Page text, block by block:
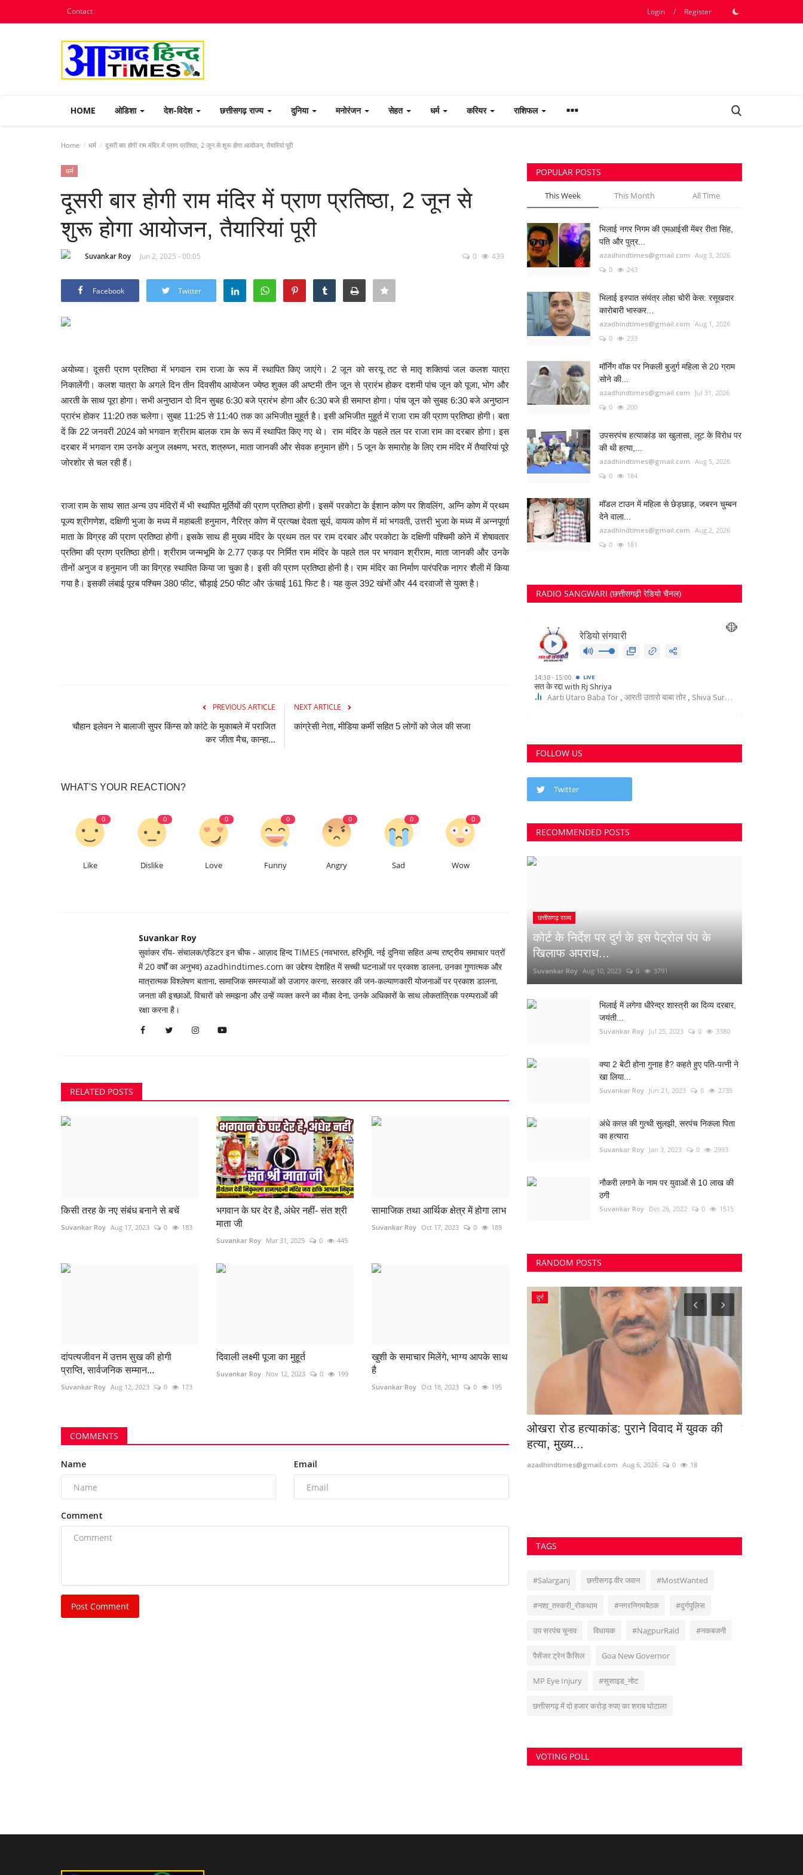
Contact Login / Register
HOME ओडिशा देश-विदेश छत्तीसगढ़ राज्य दुनिया मनोरंजन सेहत धर्म करियर राशिफल
Home धर्म दूसरी बार होगी राम मंदिर में प्राण प्रतिष्ठा, 2 जून से शुरू हाेगा आयोजन, तैयारियां पूरी
धर्म
दूसरी बार होगी राम मंदिर में प्राण प्रतिष्ठा, 2 जून से
शुरू हाेगा आयोजन, तैयारियां पूरी
Suvankar Roy Jun 2, 2025 - 00:05 0 439
Facebook Twitter
अयोध्या।दूसरी प्राण प्रतिष्ठा में भगवान राम राजा के रूप में स्थापित किए जाएंगे। 2 जून को सरयू तट से मातृ शक्तियां जल कलश यात्रा
निकालेंगी। कलश यात्रा के अगले दिन तीन दिवसीय आयोजन ज्येष्ठ शुक्ल की अष्टमी तीन जून से प्रारंभ होकर दशमी पांच जून को पूजा, भोग और
आरती के साथ पूरा होगा। सभी अनुष्ठान दो दिन सुबह 6:30 बजे प्रारंभ होगा और 6:30 बजे ही समाप्त होगा। पांच जून को सुबह 6:30 बजे अनुष्ठान
प्रारंभ होकर 11:20 तक चलेगा। सुबह 11:25 से 11:40 तक का अभिजीत मुहूर्त है। इसी अभिजीत मुहूर्त में राजा राम की प्राण प्रतिष्ठा होगी। बता
दें कि 22 जनवरी 2024 को भगवान श्रीराम बालक राम के रूप में स्थापित किए गए थे। राम मंदिर के पहले तल पर राजा राम का दरबार होगा। इस
दरबार में भगवान राम उनके अनुज लक्ष्मण, भरत, शत्रुघ्न, माता जानकी और सेवक हनुमान होंगे। 5 जून के समारोह के लिए राम मंदिर में तैयारियां पूरे
जोरशोर से चल रही हैं।
राजा राम के साथ सात अन्य उप मंदिरों में भी स्थापित मूर्तियों की प्राण प्रतिष्ठा होगी। इसमें परकोटा के ईशान कोण पर शिवलिंग, अग्नि कोण में प्रथम
पूज्य श्रीगणेश, दक्षिणी भुजा के मध्य में महाबली हनुमान, नैरित्र कोण में प्रत्यक्ष देवता सूर्य, वायव्य कोण में मां भगवती, उत्तरी भुजा के मध्य में अन्नपूर्णा
माता के विग्रह की प्राण प्रतिष्ठा होगी। इसके साथ ही मुख्य मंदिर के प्रथम तल पर राम दरबार और परकोटा के दक्षिणी पश्चिमी कोने में शेषावतार
प्रतिमा की प्राण प्रतिष्ठा होगी।श्रीराम जन्मभूमि के 2.77 एकड़ पर निर्मित राम मंदिर के पहले तल पर भगवान श्रीराम, माता जानकी और उनके
तीनों अनुज व हनुमान जी का विग्रह स्थापित किया जा चुका है। इसी की प्राण प्रतिष्ठा होनी है। राम मंदिर का निर्माण पारंपरिक नागर शैली में किया
गया है। इसकी लंबाई पूरब पश्चिम 380 फीट, चौड़ाई 250 फीट और ऊंचाई 161 फिट है। यह कुल 392 खंभों और 44 दरवाजों से युक्त है।
PREVIOUS ARTICLE
चौहान इलेवन ने बालाजी सुपर किंग्स को कांटे के मुकाबले में पराजित
कर जीता मैच, कान्हा...
NEXT ARTICLE
कांग्रेसी नेता, मीडिया कर्मी सहित 5 लोगाें को जेल की सजा
WHAT'S YOUR REACTION?
0
Like
0
Dislike
0
Love
0
Funny
0
Angry
0
Sad
0
Wow
Suvankar Roy
सुवांकर रॉय- संचालक/एडिटर इन चीफ - आज़ाद हिन्द TIMES (नवभारत, हरिभूमि, नई दुनिया सहित अन्य राष्ट्रीय समाचार पत्रों
में 20 वर्षों का अनुभव) azadhindtimes.com का उद्देश्य देशहित में सच्ची घटनाओं पर प्रकाश डालना, उनका गुणात्मक और
मात्रात्मक विश्लेषण बताना, सामाजिक समस्याओं को उजागर करना, सरकार की जन-कल्याणकारी योजनाओं पर प्रकाश डालना,
जनता की इच्छाओं, विचारों को समझना और उन्हें व्यक्त करने का मौका देना, उनके अधिकारों के साथ लोकतांत्रिक परम्पराओं की
रक्षा करना है।
RELATED POSTS
किसी तरह के नए संबंध बनाने से बचें
Suvankar Roy Aug 17, 2023 0 183
भगवान के घर देर है, अंधेर नहीं- संत श्री
माता जी
Suvankar Roy Mar 31, 2025 0 445
सामाजिक तथा आर्थिक क्षेत्र में होगा लाभ
Suvankar Roy Oct 17, 2023 0 189
दांपत्यजीवन में उत्तम सुख की होगी
प्राप्ति, सार्वजनिक सम्मान...
Suvankar Roy Aug 12, 2023 0 173
दिवाली लक्ष्मी पूजा का मुहूर्त
Suvankar Roy Nov 12, 2023 0 199
खुशी के समाचार मिलेंगे, भाग्य आपके साथ
है
Suvankar Roy Oct 18, 2023 0 195
COMMENTS
Name Email
Comment
Post Comment
POPULAR POSTS
This Week This Month All Time
भिलाई नगर निगम की एमआईसी मेंबर रीता सिंह,
पति और पुत्र...
azadhindtimes@gmail.com Aug 3, 2026
0
243
भिलाई इस्पात संयंत्र लोहा चोरी केस: रसूखदार
कारोबारी भास्कर...
azadhindtimes@gmail.com Aug 1, 2026
0
233
मॉर्निंग वॉक पर निकली बुजुर्ग महिला से 20 ग्राम
सोने की...
azadhindtimes@gmail.com
Jul 31, 2026
0
200
उपसरपंच हत्याकांड का खुलासा, लूट के विरोध पर
की थी हत्या,...
azadhindtimes@gmail.com Aug 5, 2026
0
184
मॉडल टाउन में महिला से छेड़छाड़, जबरन चुम्बन
देने वाला...
azadhindtimes@gmail.com Aug 2, 2026
0
181
RADIO SANGWARI (छत्तीसगढ़ी रेडियो चैनल)
FOLLOW US
Twitter
RECOMMENDED POSTS
छत्तीसगढ़ राज्य
कोर्ट के निर्देश पर दुर्ग के इस पेट्रोल पंप के
खिलाफ अपराध...
Suvankar Roy Aug 10, 2023 0 3791
भिलाई में लगेगा धीरेन्द्र शास्त्री का दिव्य दरबार,
जयंती...
Suvankar Roy Jul 25, 2023 0 3380
क्या 2 बेटी होना गुनाह है? कहते हुए पति-पत्नी ने
खा लिया...
Suvankar Roy Jun 21, 2023 0 2735
अंधे कत्ल की गुत्थी सुलझी, सरपंच निकला पिता
का हत्यारा
Suvankar Roy Jan 3, 2023 0 2993
नौकरी लगाने के नाम पर युवाओं से 10 लाख की
ठगी
Suvankar Roy Dec 26, 2022 0 1515
RANDOM POSTS
परिवार के 4 बच्चे छत्तीसगढ़ में Extremely Severe Alert, 17
जिलों में भारी...
छत्तीसगढ़ के 17 जिलों में IMD ने Extremely Severe Alert जारी किया है।
अगले तीन घंटे...
का बड़ा फैसला;...
Santosh Kumar
दुर्ग
ओखरा रोड हत्याकांड: पुराने विवाद में युवक की
हत्या, मुख्य...
azadhindtimes@gmail.com Aug 6, 2026 0 18
TAGS
#Salarganj छत्तीसगढ़ वीर जवान #MostWanted
#नशा_तस्करी_रोकथाम #नगरनिगमबैठक #दुर्गपुलिस
उप सरपंच चुनाव विधायक #NagpurRaid #नकबजनी
पैसेंजर ट्रेन कैंसिल Goa New Governor
MP Eye Injury #सुसाइड_नोट
छत्तीसगढ़ में दो हजार करोड़ रुपए का शराब घोटाला
VOTING POLL